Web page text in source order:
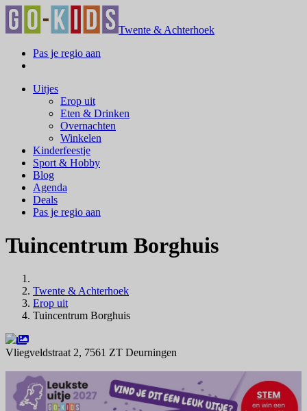
Twente & Achterhoek
Pas je regio aan
Uitjes
Erop uit
Eten & Drinken
Overnachten
Winkelen
Kinderfeestje
Sport & Hobby
Blog
Agenda
Deals
Pas je regio aan
Tuincentrum Borghuis
Twente & Achterhoek
Erop uit
Tuincentrum Borghuis
Vliegveldstraat 2, 7561 ZT Deurningen